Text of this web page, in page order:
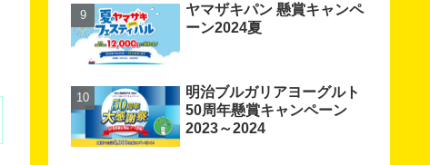
ヤマザキパン 懸賞キャンペ
ーン2024夏
明治ブルガリアヨーグルト
50周年懸賞キャンペーン
2023～2024